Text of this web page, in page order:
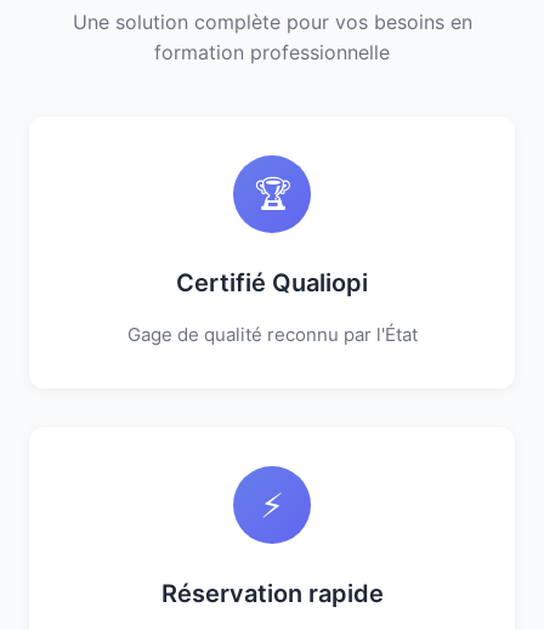
Une solution complète pour vos besoins en
formation professionnelle
🏆
Certifié Qualiopi
Gage de qualité reconnu par l'État
⚡
Réservation rapide